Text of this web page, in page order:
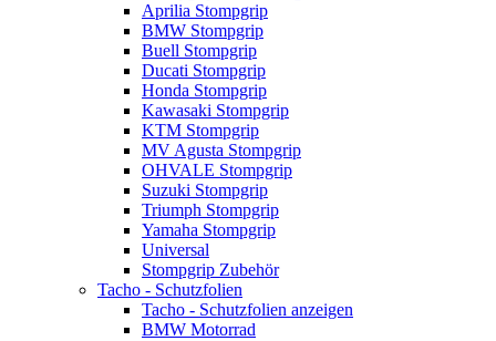
Aprilia Stompgrip
BMW Stompgrip
Buell Stompgrip
Ducati Stompgrip
Honda Stompgrip
Kawasaki Stompgrip
KTM Stompgrip
MV Agusta Stompgrip
OHVALE Stompgrip
Suzuki Stompgrip
Triumph Stompgrip
Yamaha Stompgrip
Universal
Stompgrip Zubehör
Tacho - Schutzfolien
Tacho - Schutzfolien anzeigen
BMW Motorrad